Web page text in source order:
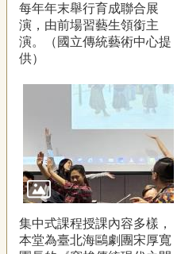
每年年末舉行育成聯合展
演，由前場習藝生領銜主
演。（國立傳統藝術中心提
供）
集中式課程授課內容多樣，
本堂為臺北海鷗劇團宋厚寬